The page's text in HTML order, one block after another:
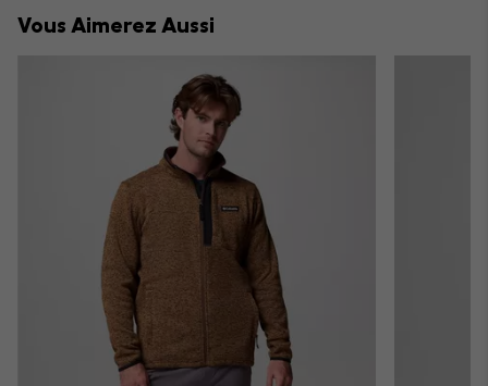
Vous Aimerez Aussi